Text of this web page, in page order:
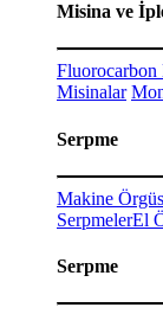
Misina ve
Fluorocarbon
Misinalar
Serpme
Makine
SerpmelerEl
Serpme